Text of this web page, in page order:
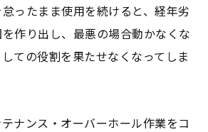
ったまま使用を続けると、経年劣
作り出し、最悪の場合動かなくな
ての役割を果たせなくなってしま
ナンス・オーバーホール作業をコ